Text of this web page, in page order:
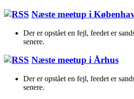
Næste meetup i
Der er opstået en fejl, feedet er
senere.
Næste meetup i Århus
Der er opstået en fejl, feedet er
senere.